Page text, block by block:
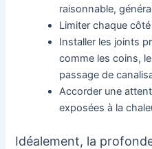
raisonnable,
Limiter chaque
Installer les joints
comme les coins,
passage de
Accorder une
exposées à la
Idéalement, la